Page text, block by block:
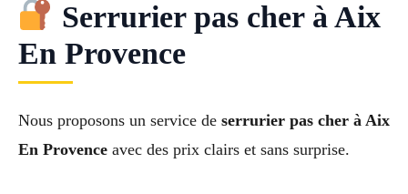
Serrurier pas cher à Aix
En Provence
Nous proposons un service de serrurier pas cher à Aix
En Provence avec des prix clairs et sans surprise.